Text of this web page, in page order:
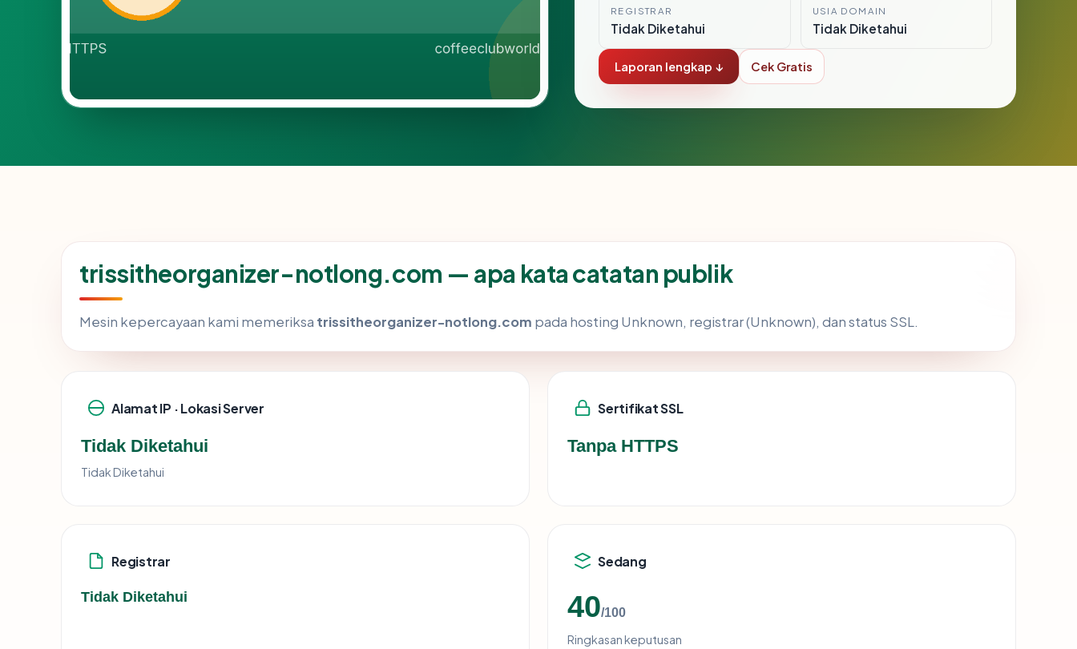
REGISTRAR
Tidak Diketahui
USIA DOMAIN
Tidak Diketahui
Laporan lengkap ↓ Cek Gratis
trissitheorganizer-notlong.com — apa kata catatan publik
Mesin kepercayaan kami memeriksa trissitheorganizer-notlong.com pada hosting Unknown, registrar (Unknown), dan status SSL.
Alamat IP · Lokasi Server
Tidak Diketahui
Tidak Diketahui
Sertifikat SSL
Tanpa HTTPS
Registrar
Tidak Diketahui
Sedang
40/100
Ringkasan keputusan